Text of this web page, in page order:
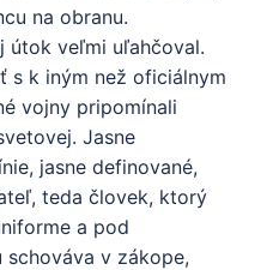
na obranu.
útok veľmi uľahčoval.
s k iným než oficiálnym
vojny pripomínali
Jasne
jasne definované,
teda človek, ktorý
a pod
v zákope,